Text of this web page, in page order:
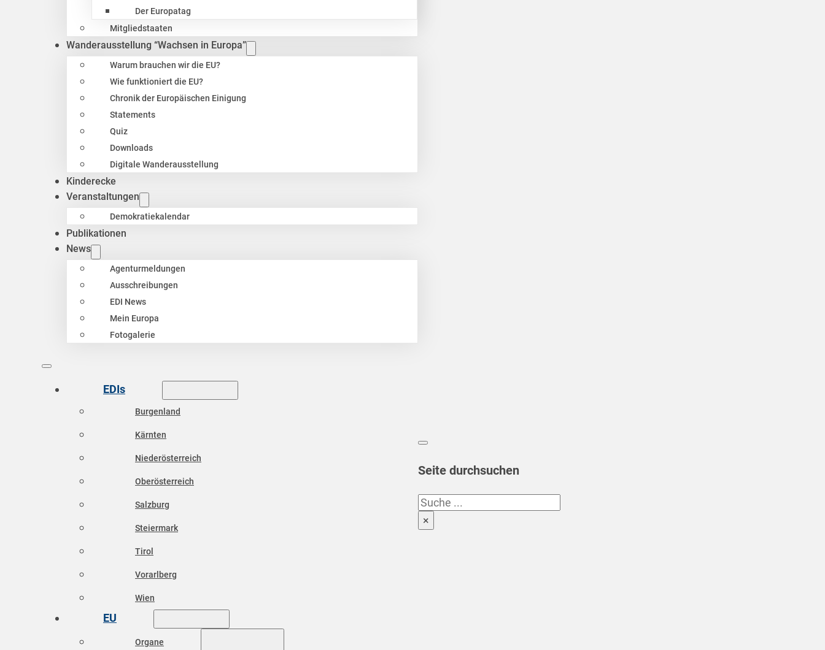
Der Europatag
Mitgliedstaaten
Wanderausstellung “Wachsen in Europa”
Warum brauchen wir die EU?
Wie funktioniert die EU?
Chronik der Europäischen Einigung
Statements
Quiz
Downloads
Digitale Wanderausstellung
Kinderecke
Veranstaltungen
Demokratiekalendar
Publikationen
News
Agenturmeldungen
Ausschreibungen
EDI News
Mein Europa
Fotogalerie
EDIs
Burgenland
Kärnten
Niederösterreich
Oberösterreich
Salzburg
Steiermark
Tirol
Vorarlberg
Wien
EU
Organe
Seite durchsuchen
Suchen
×